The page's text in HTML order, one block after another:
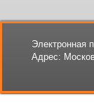
Электронная
Адрес: